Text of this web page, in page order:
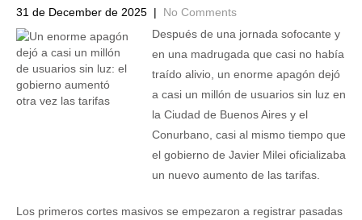
31 de December de 2025 | No Comments
Después de una jornada sofocante y
en una madrugada que casi no había
traído alivio, un enorme apagón dejó
a casi un millón de usuarios sin luz en
la Ciudad de Buenos Aires y el
Conurbano, casi al mismo tiempo que
el gobierno de Javier Milei oficializaba
un nuevo aumento de las tarifas.
Los primeros cortes masivos se empezaron a registrar pasadas